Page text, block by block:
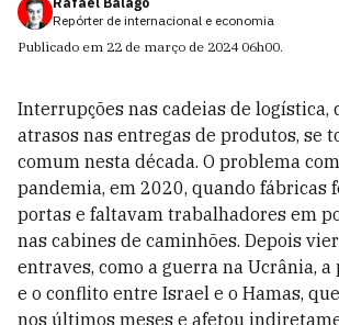
Repórter de internacional e economia
Publicado em 22 de março de 2024 06h00.
Interrupções nas cadeias de logística,
atrasos nas entregas de produtos, se
comum nesta década. O problema
pandemia, em 2020, quando fábricas
portas e faltavam trabalhadores em
nas cabines de caminhões. Depois
entraves, como a guerra na Ucrânia,
e o conflito entre Israel e o Hamas,
nos últimos meses e afetou